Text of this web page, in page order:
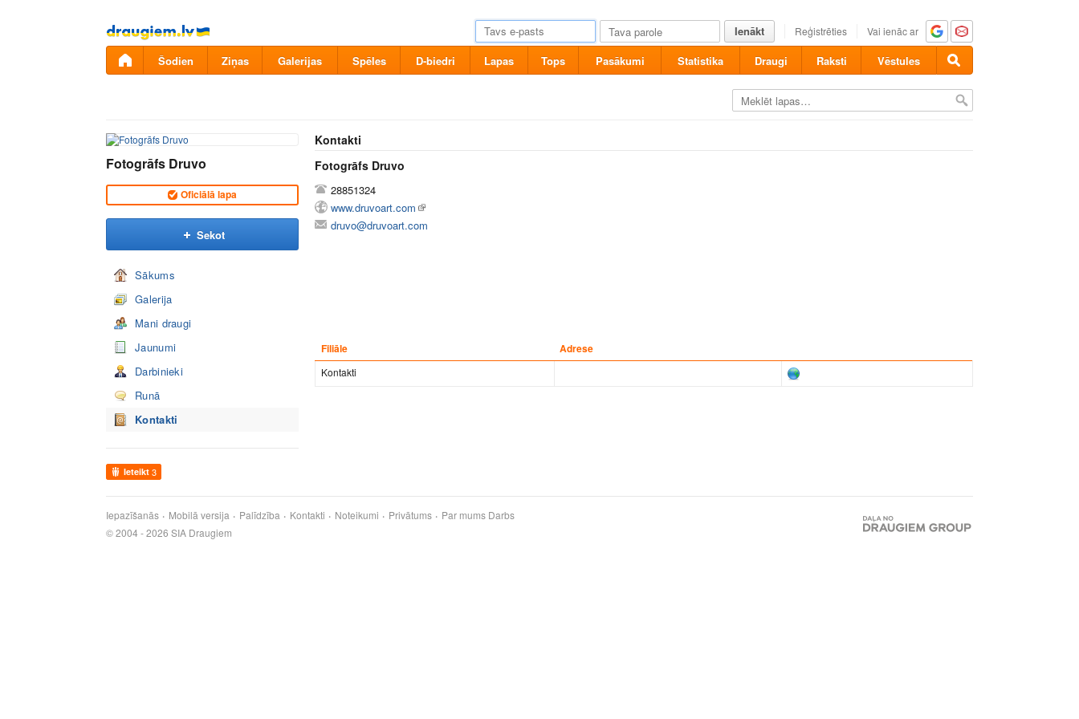
Pāriet
uz
saturu
Ienākt Reģistrēties Vai ienāc ar
Šodien Ziņas Galerijas Spēles D-biedri Lapas Tops Pasākumi Statistika Draugi Raksti Vēstules
Fotogrāfs Druvo
Oficiālā lapa
Sekot
Sākums
Galerija
Mani draugi
Jaunumi
Darbinieki
Runā
Kontakti
Ieteikt 3
Kontakti
Fotogrāfs Druvo
28851324
www.druvoart.com
druvo@druvoart.com
Filiāle Adrese
Kontakti
Iepazīšanās Mobilā versija Palīdzība Kontakti Noteikumi Privātums Par mums Darbs
© 2004 - 2026 SIA Draugiem